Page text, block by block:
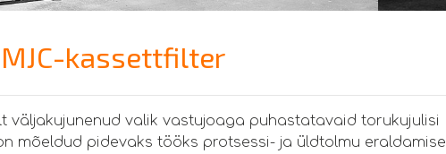
kassettfilter
väljakujunenud valik vastujoaga puhastatavaid torukujulisi
mõeldud pidevaks tööks protsessi- ja üldtolmu eraldamise